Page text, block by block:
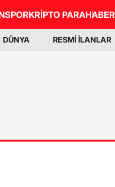
SPORKRİPTO PARAHABER
DÜNYA RESMİ İLANLAR